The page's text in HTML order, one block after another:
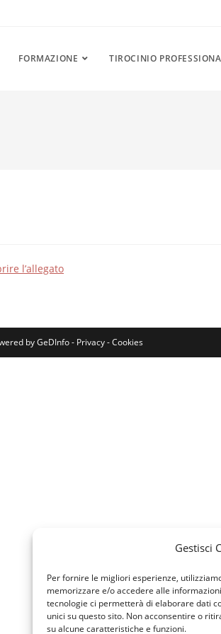
Gestisci
Per fornire le migliori esperienze,
memorizzare e/o accedere alle
tecnologie ci permetterà di elaborare dati
unici su questo sito. Non acconsentire o
su alcune caratteristiche e funzioni.
FORMAZIONE TIROCINIO
l’allegato
byGeDInfo- Privacy-Cookies